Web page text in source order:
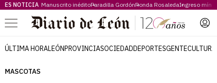
ES NOTICIA Manuscrito inéditoParadilla GordónRonda RosaledaIngreso
Menú
ÚLTIMA HORALEÓNPROVINCIASOCIEDADDEPORTESGENTECULTURA
MASCOTAS